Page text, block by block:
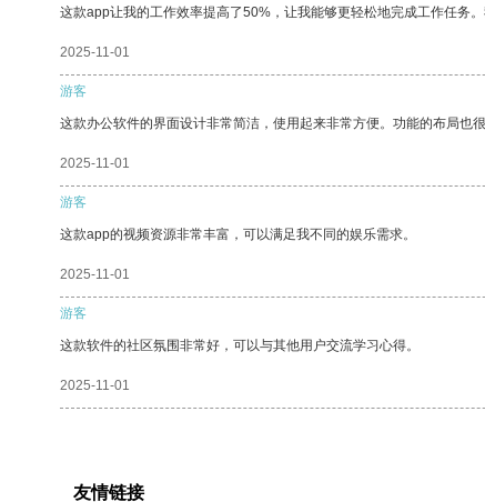
这款app让我的工作效率提高了50%，让我能够更轻松地完成工作任务
2025-11-01
游客
这款办公软件的界面设计非常简洁，使用起来非常方便。功能的布局也很
2025-11-01
游客
这款app的视频资源非常丰富，可以满足我不同的娱乐需求。
2025-11-01
游客
这款软件的社区氛围非常好，可以与其他用户交流学习心得。
2025-11-01
友情链接